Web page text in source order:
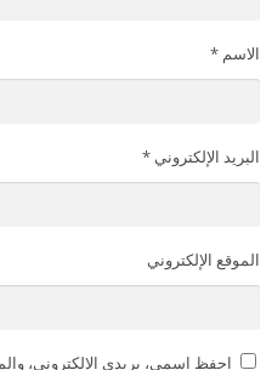
الاسم *
البريد الإلكتروني *
الموقع الإلكتروني
احفظ اسمي، بريدي الإلكتروني،